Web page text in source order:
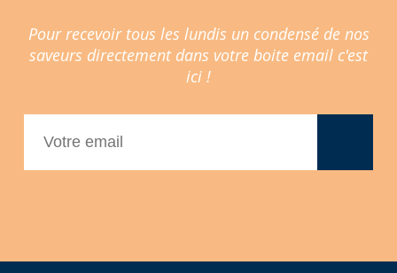
Pour recevoir tous les lundis un condensé de nos
saveurs directement dans votre boite email c'est
ici !